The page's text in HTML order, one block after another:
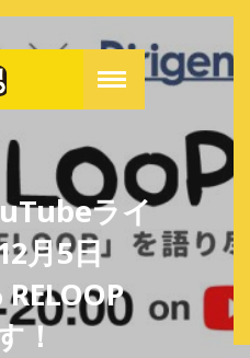
ライ
月5日
！